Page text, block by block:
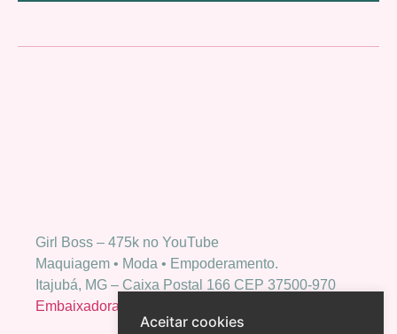
Girl Boss – 475k no YouTube
Maquiagem • Moda • Empoderamento.
Itajubá, MG – Caixa Postal 166 CEP 37500-970
Embaixadora Bio Extratus
Aceitar cookies